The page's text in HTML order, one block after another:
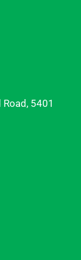
5401